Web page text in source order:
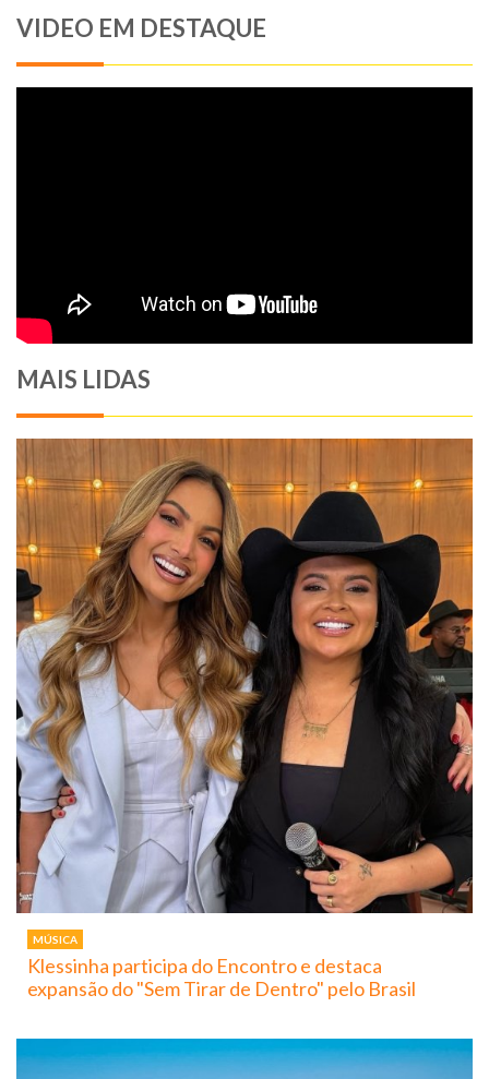
VIDEO EM DESTAQUE
MAIS LIDAS
MÚSICA
Klessinha participa do Encontro e destaca
expansão do "Sem Tirar de Dentro" pelo Brasil